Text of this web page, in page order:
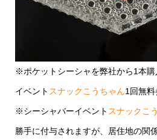
※ポケットシーシャを弊社から1本
イベント スナックこうちゃん1回無料
※シーシャバーイベント スナックこ
勝手に付与されますが、居住地の関